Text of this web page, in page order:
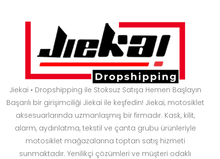
Jiekai • Dropshipping ile Stoksuz Satışa Hemen Başlayın
Başarılı bir girişimciliği Jiekai ile keşfedin! Jiekai, motosiklet
aksesuarlarında uzmanlaşmış bir firmadır. Kask, kilit,
alarm, aydınlatma, tekstil ve çanta grubu ürünleriyle
motosiklet mağazalarına toptan satış hizmeti
sunmaktadır. Yenilikçi çözümleri ve müşteri odaklı